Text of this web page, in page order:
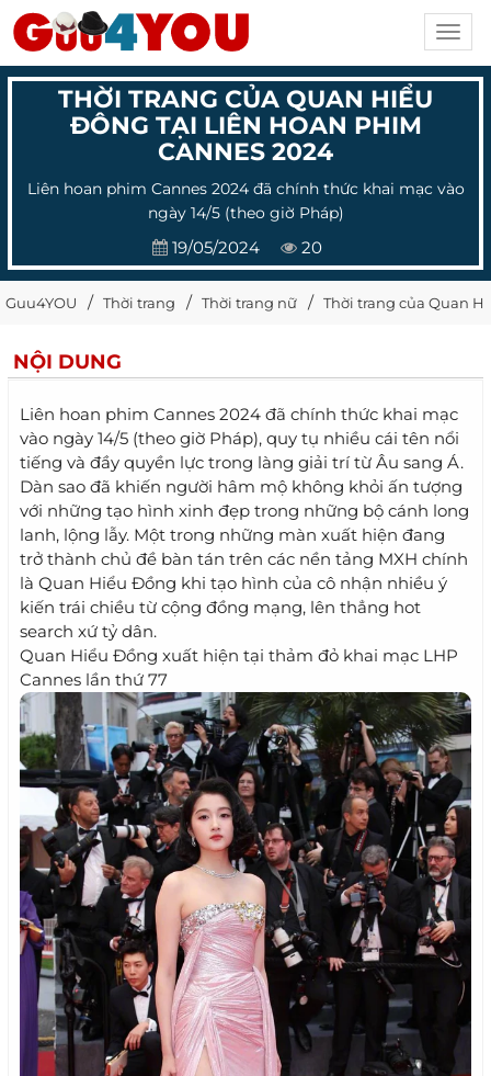
THỜI TRANG CỦA QUAN HIỂU
ĐÔNG TẠI LIÊN HOAN PHIM
CANNES 2024
Liên hoan phim Cannes 2024 đã chính thức khai mạc vào
ngày 14/5 (theo giờ Pháp)
19/05/2024 20
Guu4YOU Thời trang Thời trang nữ Thời trang của Quan
NỘI DUNG
Liên hoan phim Cannes 2024 đã chính thức khai mạc
vào ngày 14/5 (theo giờ Pháp), quy tụ nhiều cái tên nổi
tiếng và đầy quyền lực trong làng giải trí từ Âu sang Á.
Dàn sao đã khiến người hâm mộ không khỏi ấn tượng
với những tạo hình xinh đẹp trong những bộ cánh long
lanh, lộng lẫy. Một trong những màn xuất hiện đang
trở thành chủ đề bàn tán trên các nền tảng MXH chính
là Quan Hiểu Đồng khi tạo hình của cô nhận nhiều ý
kiến trái chiều từ cộng đồng mạng, lên thẳng hot
search xứ tỷ dân.
Quan Hiểu Đồng xuất hiện tại thảm đỏ khai mạc LHP
Cannes lần thứ 77